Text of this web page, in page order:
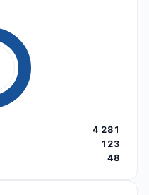
4 281
123
48